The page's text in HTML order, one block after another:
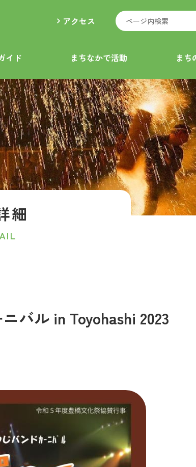
アクセス
イド まちなかで活動 まち
細
バル in Toyohashi 2023